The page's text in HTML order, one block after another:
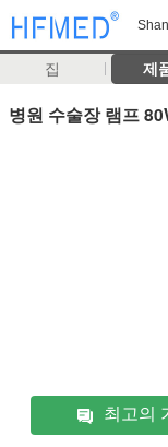
집 제
병원 수술장 램프
최고의